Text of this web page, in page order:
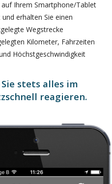
Ihrem Smartphone/Tablet
erhalten Sie einen
Wegstrecke
Kilometer, Fahrzeiten
Höchstgeschwindigkeit
stets alles im
reagieren.